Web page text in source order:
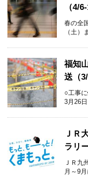
（4/6-
春の全
（土
福知
送（
○工事
3月26
ＪＲ
ラリ
ＪＲ九
月～9